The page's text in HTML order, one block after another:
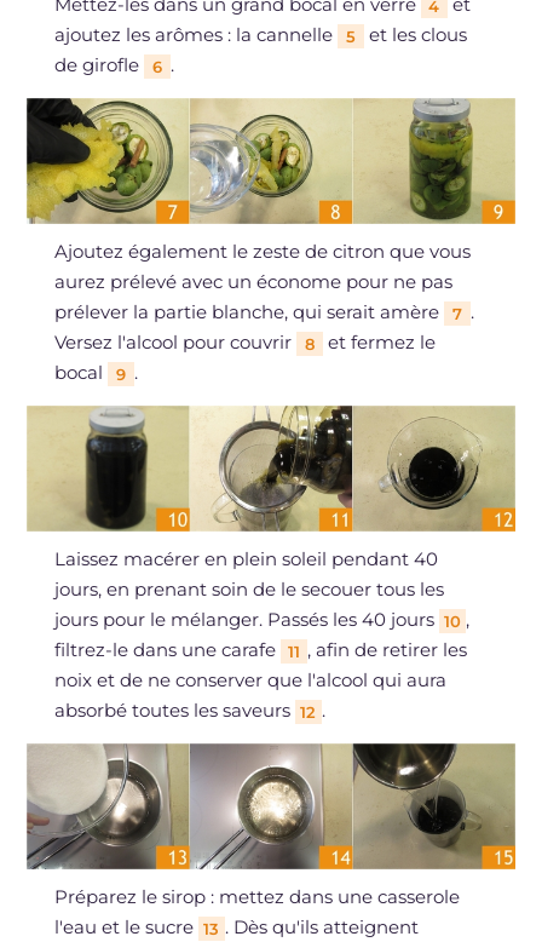
Mettez-les dans un grand bocal en verre 4
et
ajoutez les arômes : la cannelle
5
et les clous
de girofle
6 .
Ajoutez également le zeste de citron que vous
aurez prélevé avec un économe pour ne pas
prélever la partie blanche, qui serait amère
7 .
Versez l'alcool pour couvrir
8
et fermez le
bocal
9 .
Laissez macérer en plein soleil pendant 40
jours, en prenant soin de le secouer tous les
jours pour le mélanger. Passés les 40 jours 10 ,
filtrez-le dans une carafe
11 , afin de retirer les
noix et de ne conserver que l'alcool qui aura
absorbé toutes les saveurs 12 .
Préparez le sirop : mettez dans une casserole
l'eau et le sucre 13 . Dès qu'ils atteignent